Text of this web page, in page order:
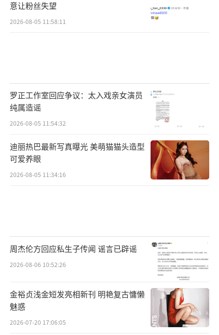
意让粉丝失望
2026-08-05 11:58:11
罗正工作室回应争议：太入戏亲女演员
纯属造谣
2026-08-05 11:54:32
迪丽热巴最新写真曝光 美萌猫猫头造型
可爱养眼
2026-08-05 11:34:16
周杰伦方回应私生子传闻 谣言已辟谣
2026-08-06 10:52:26
金裕贞浅金短发亮相新刊 明艳复古慵懒
魅惑
2026-07-20 17:06:05